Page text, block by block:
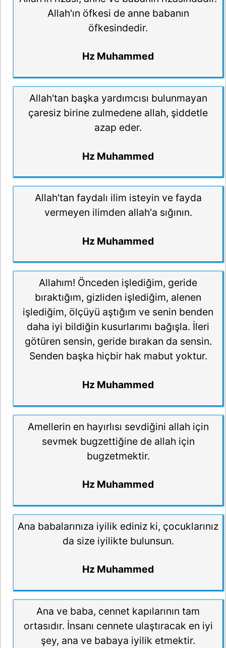
Allah'ın öfkesi de anne babanın
öfkesindedir.
Hz Muhammed
Allah'tan başka yardımcısı bulunmayan
çaresiz birine zulmedene allah, şiddetle
azap eder.
Hz Muhammed
Allah'tan faydalı ilim isteyin ve fayda
vermeyen ilimden allah'a sığının.
Hz Muhammed
Allahım! Önceden işlediğim, geride
bıraktığım, gizliden işlediğim, alenen
işlediğim, ölçüyü aştığım ve senin benden
daha iyi bildiğin kusurlarımı bağışla. İleri
götüren sensin, geride bırakan da sensin.
Senden başka hiçbir hak mabut yoktur.
Hz Muhammed
Amellerin en hayırlısı sevdiğini allah için
sevmek bugzettiğine de allah için
bugzetmektir.
Hz Muhammed
Ana babalarınıza iyilik ediniz ki, çocuklarınız
da size iyilikte bulunsun.
Hz Muhammed
Ana ve baba, cennet kapılarının tam
ortasıdır. İnsanı cennete ulaştıracak en iyi
şey, ana ve babaya iyilik etmektir.